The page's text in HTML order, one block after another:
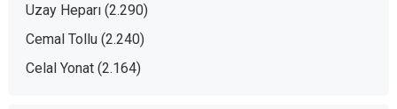
Uzay Heparı (2.290)
Cemal Tollu (2.240)
Celal Yonat (2.164)